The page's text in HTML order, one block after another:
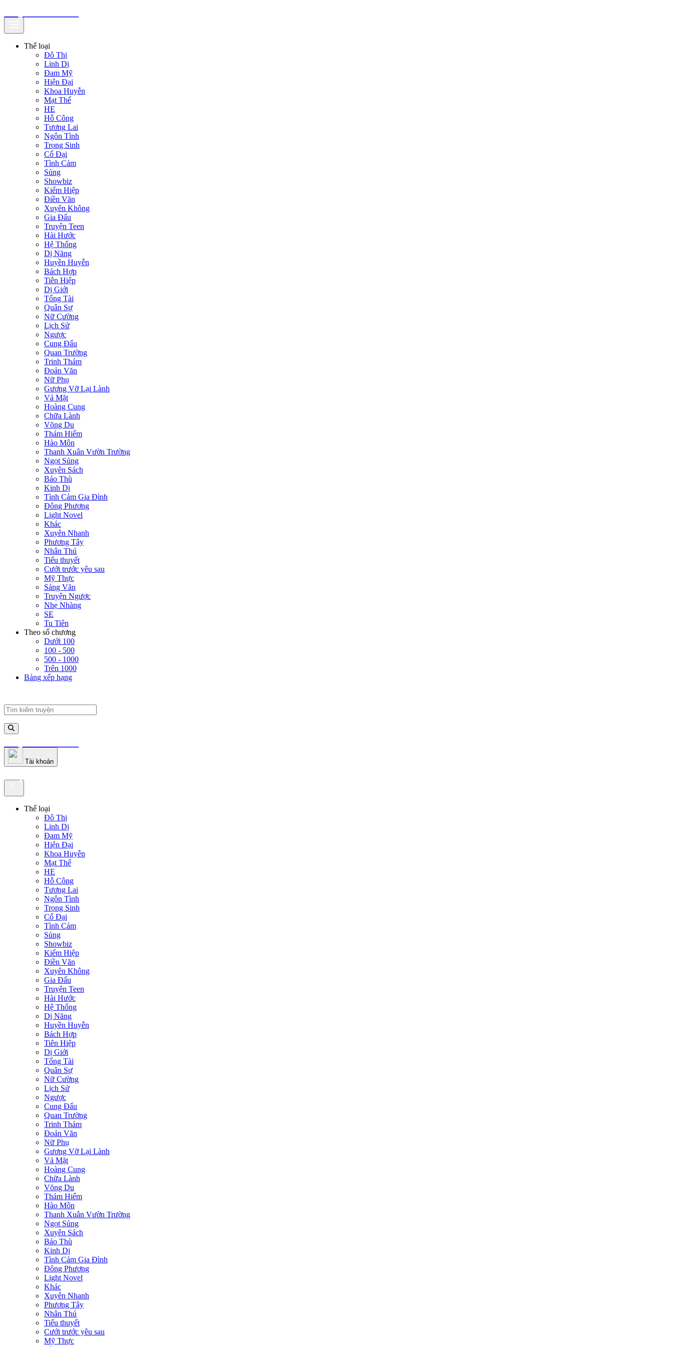
Thể loại
Đô Thị
Linh Dị
Đam Mỹ
Hiện Đại
Khoa Huyễn
Mạt Thế
HE
Hỗ Công
Tương Lai
Ngôn Tình
Trọng Sinh
Cổ Đại
Tình Cảm
Sủng
Showbiz
Kiếm Hiệp
Điền Văn
Xuyên Không
Gia Đấu
Truyện Teen
Hài Hước
Hệ Thống
Dị Năng
Huyền Huyễn
Bách Hợp
Tiên Hiệp
Dị Giới
Tổng Tài
Quân Sự
Nữ Cường
Lịch Sử
Ngược
Cung Đấu
Quan Trường
Trinh Thám
Đoản Văn
Nữ Phụ
Gương Vỡ Lại Lành
Vả Mặt
Hoàng Cung
Chữa Lành
Võng Du
Thám Hiểm
Hào Môn
Thanh Xuân Vườn Trường
Ngọt Sủng
Xuyên Sách
Báo Thù
Kinh Dị
Tình Cảm Gia Đình
Đông Phương
Light Novel
Khác
Xuyên Nhanh
Phương Tây
Nhân Thú
Tiểu thuyết
Cưới trước yêu sau
Mỹ Thực
Sảng Văn
Truyện Ngược
Nhẹ Nhàng
SE
Tu Tiên
Theo số chương
Dưới 100
100 - 500
500 - 1000
Trên 1000
Bảng xếp hạng
truyenfullz.com
Tài khoản
truyenfullz.com
Thể loại
Đô Thị
Linh Dị
Đam Mỹ
Hiện Đại
Khoa Huyễn
Mạt Thế
HE
Hỗ Công
Tương Lai
Ngôn Tình
Trọng Sinh
Cổ Đại
Tình Cảm
Sủng
Showbiz
Kiếm Hiệp
Điền Văn
Xuyên Không
Gia Đấu
Truyện Teen
Hài Hước
Hệ Thống
Dị Năng
Huyền Huyễn
Bách Hợp
Tiên Hiệp
Dị Giới
Tổng Tài
Quân Sự
Nữ Cường
Lịch Sử
Ngược
Cung Đấu
Quan Trường
Trinh Thám
Đoản Văn
Nữ Phụ
Gương Vỡ Lại Lành
Vả Mặt
Hoàng Cung
Chữa Lành
Võng Du
Thám Hiểm
Hào Môn
Thanh Xuân Vườn Trường
Ngọt Sủng
Xuyên Sách
Báo Thù
Kinh Dị
Tình Cảm Gia Đình
Đông Phương
Light Novel
Khác
Xuyên Nhanh
Phương Tây
Nhân Thú
Tiểu thuyết
Cưới trước yêu sau
Mỹ Thực